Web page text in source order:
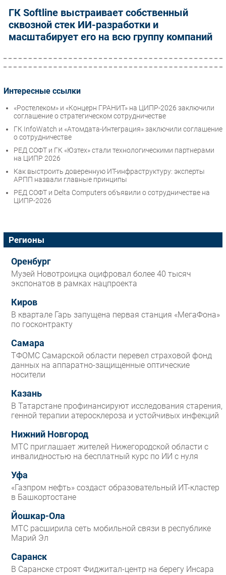
ГК Softline выстраивает собственный
сквозной стек ИИ-разработки и
масштабирует его на всю группу компаний
Интересные ссылки
«Ростелеком» и «Концерн ГРАНИТ» на ЦИПР-2026 заключили
соглашение о стратегическом сотрудничестве
ГК InfoWatch и «Атомдата-Интеграция» заключили соглашение
о сотрудничестве
РЕД СОФТ и ГК «Юзтех» стали технологическими партнерами
на ЦИПР 2026
Как выстроить доверенную ИТ-инфраструктуру: эксперты
АРПП назвали главные принципы
РЕД СОФТ и Delta Computers объявили о сотрудничестве на
ЦИПР-2026
Регионы
Оренбург
Музей Новотроицка оцифровал более 40 тысяч
экспонатов в рамках нацпроекта
Киров
В квартале Гарь запущена первая станция «МегаФона»
по госконтракту
Самара
ТФОМС Самарской области перевел страховой фонд
данных на аппаратно-защищенные оптические
носители
Казань
В Татарстане профинансируют исследования старения,
генной терапии атеросклероза и устойчивых инфекций
Нижний Новгород
МТС приглашает жителей Нижегородской области с
инвалидностью на бесплатный курс по ИИ с нуля
Уфа
«Газпром нефть» создаст образовательный ИТ-кластер
в Башкортостане
Йошкар-Ола
МТС расширила сеть мобильной связи в республике
Марий Эл
Саранск
В Саранске строят Фиджитал-центр на берегу Инсара